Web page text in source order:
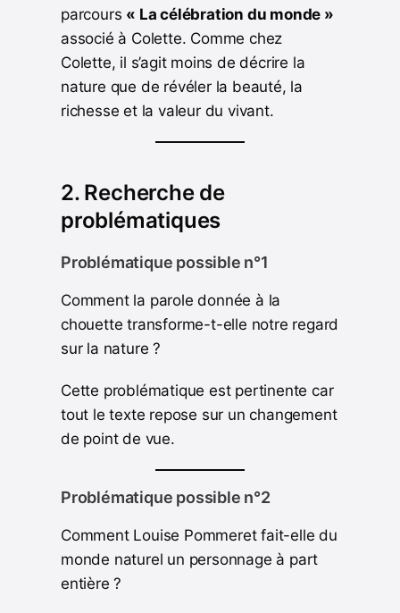
parcours « La célébration du monde »
associé à Colette. Comme chez
Colette, il s’agit moins de décrire la
nature que de révéler la beauté, la
richesse et la valeur du vivant.
2. Recherche de
problématiques
Problématique possible n°1
Comment la parole donnée à la
chouette transforme-t-elle notre regard
sur la nature ?
Cette problématique est pertinente car
tout le texte repose sur un changement
de point de vue.
Problématique possible n°2
Comment Louise Pommeret fait-elle du
monde naturel un personnage à part
entière ?